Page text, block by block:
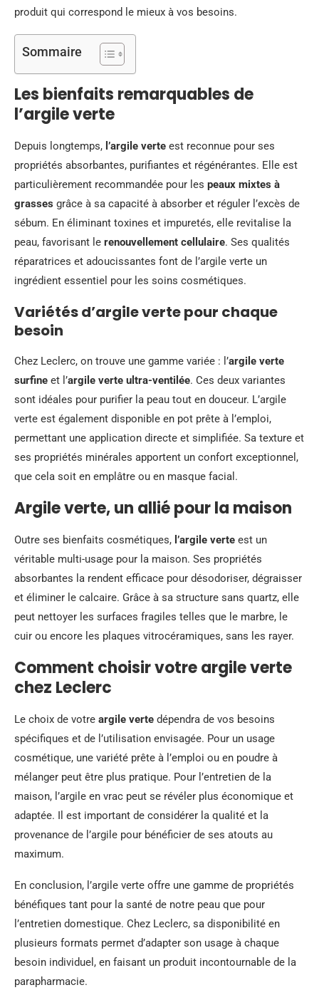
produit qui correspond le mieux à vos besoins.
Sommaire
Les bienfaits remarquables de
l’argile verte
Depuis longtemps, l’argile verte est reconnue pour ses
propriétés absorbantes, purifiantes et régénérantes. Elle est
particulièrement recommandée pour les peaux mixtes à
grasses grâce à sa capacité à absorber et réguler l’excès de
sébum. En éliminant toxines et impuretés, elle revitalise la
peau, favorisant le renouvellement cellulaire. Ses qualités
réparatrices et adoucissantes font de l’argile verte un
ingrédient essentiel pour les soins cosmétiques.
Variétés d’argile verte pour chaque
besoin
Chez Leclerc, on trouve une gamme variée : l’argile verte
surfine et l’argile verte ultra-ventilée. Ces deux variantes
sont idéales pour purifier la peau tout en douceur. L’argile
verte est également disponible en pot prête à l’emploi,
permettant une application directe et simplifiée. Sa texture et
ses propriétés minérales apportent un confort exceptionnel,
que cela soit en emplâtre ou en masque facial.
Argile verte, un allié pour la maison
Outre ses bienfaits cosmétiques, l’argile verte est un
véritable multi-usage pour la maison. Ses propriétés
absorbantes la rendent efficace pour désodoriser, dégraisser
et éliminer le calcaire. Grâce à sa structure sans quartz, elle
peut nettoyer les surfaces fragiles telles que le marbre, le
cuir ou encore les plaques vitrocéramiques, sans les rayer.
Comment choisir votre argile verte
chez Leclerc
Le choix de votre argile verte dépendra de vos besoins
spécifiques et de l’utilisation envisagée. Pour un usage
cosmétique, une variété prête à l’emploi ou en poudre à
mélanger peut être plus pratique. Pour l’entretien de la
maison, l’argile en vrac peut se révéler plus économique et
adaptée. Il est important de considérer la qualité et la
provenance de l’argile pour bénéficier de ses atouts au
maximum.
En conclusion, l’argile verte offre une gamme de propriétés
bénéfiques tant pour la santé de notre peau que pour
l’entretien domestique. Chez Leclerc, sa disponibilité en
plusieurs formats permet d’adapter son usage à chaque
besoin individuel, en faisant un produit incontournable de la
parapharmacie.